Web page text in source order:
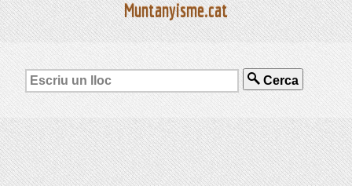
Muntanyisme.cat
Cerca